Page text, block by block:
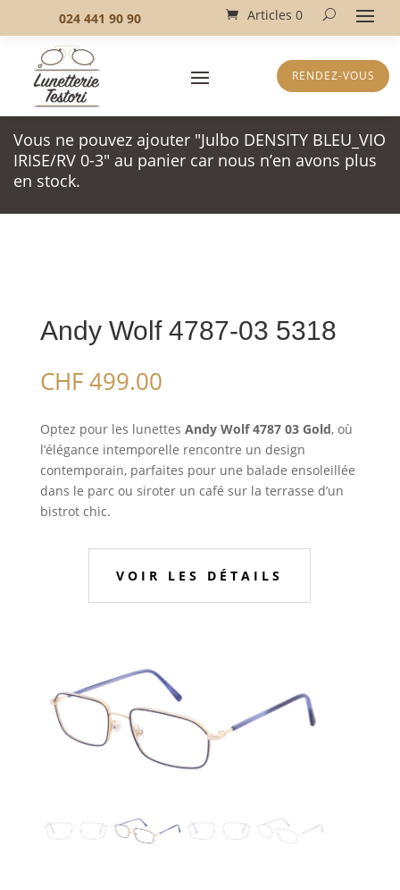
024 441 90 90 Articles 0
RENDEZ-VOUS
Vous ne pouvez ajouter "Julbo DENSITY BLEU_VIO
IRISE/RV 0-3" au panier car nous n’en avons plus
en stock.
Andy Wolf 4787-03 5318
CHF499.00
Optez pour les lunettes Andy Wolf 4787 03 Gold, où
l’élégance intemporelle rencontre un design
contemporain, parfaites pour une balade ensoleillée
dans le parc ou siroter un café sur la terrasse d’un
bistrot chic.
VOIR LES DÉTAILS